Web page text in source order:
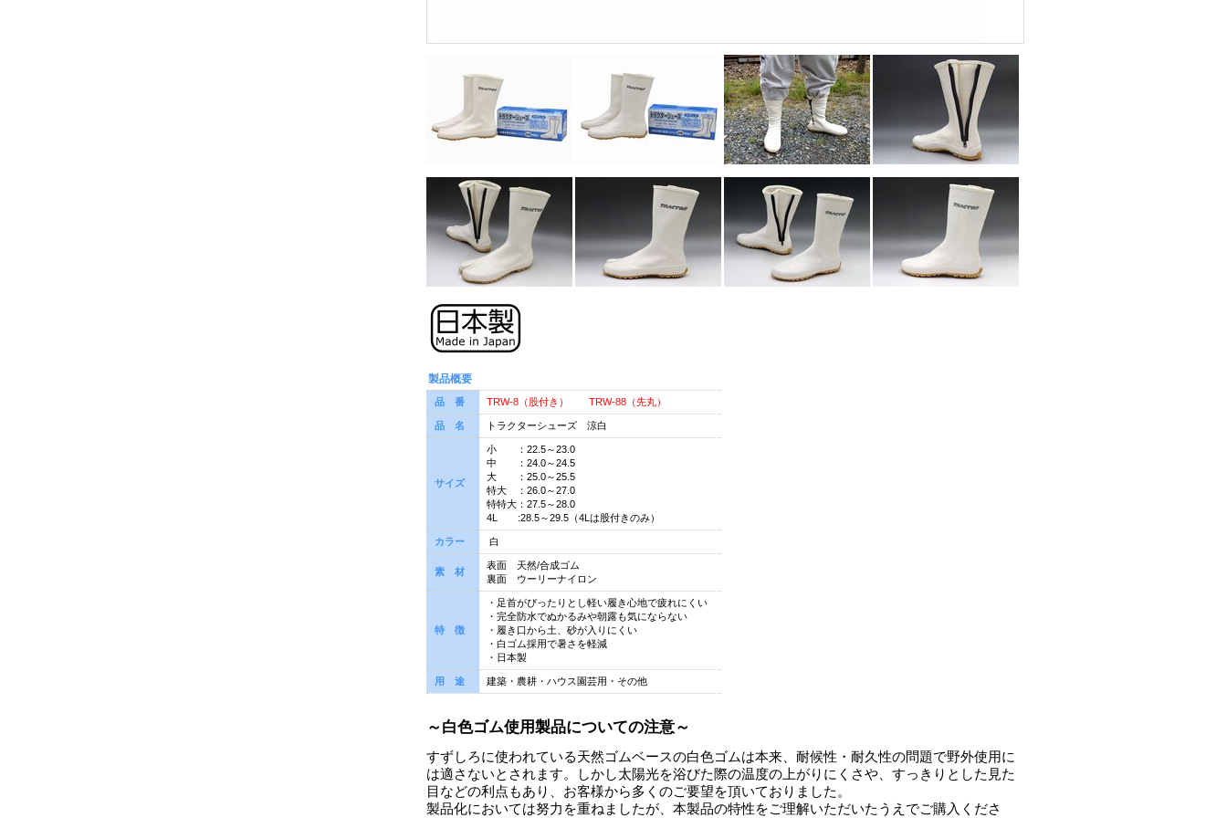
製品概要
品 番 TRW-8（股付き） TRW-88（先丸）
品 名 トラクターシューズ 涼白
サイズ
小 ：22.5～23.0
中 ：24.0～24.5
大 ：25.0～25.5
特大 ：26.0～27.0
特特大：27.5～28.0
4L :28.5～29.5（4Lは股付きのみ）
カラー 白
素 材
表面 天然/合成ゴム
裏面 ウーリーナイロン
特 徴
・足首がぴったりとし軽い履き心地で疲れにくい
・完全防水でぬかるみや朝露も気にならない
・履き口から土、砂が入りにくい
・白ゴム採用で暑さを軽減
・日本製
用 途 建築・農耕・ハウス園芸用・その他
～白色ゴム使用製品についての注意～
すずしろに使われている天然ゴムベースの白色ゴムは本来、耐候性・耐久性の問題で野外使用に
は適さないとされます。しかし太陽光を浴びた際の温度の上がりにくさや、すっきりとした見た
目などの利点もあり、お客様から多くのご要望を頂いておりました。
製品化においては努力を重ねましたが、本製品の特性をご理解いただいたうえでご購入くださ